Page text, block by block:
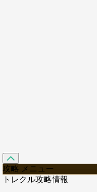
攻略 メニュー
トレクル攻略情報